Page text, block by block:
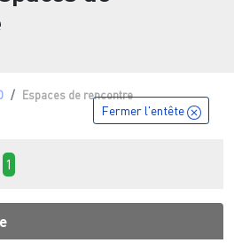
Espaces de rencontre
Fermer l'entête
1